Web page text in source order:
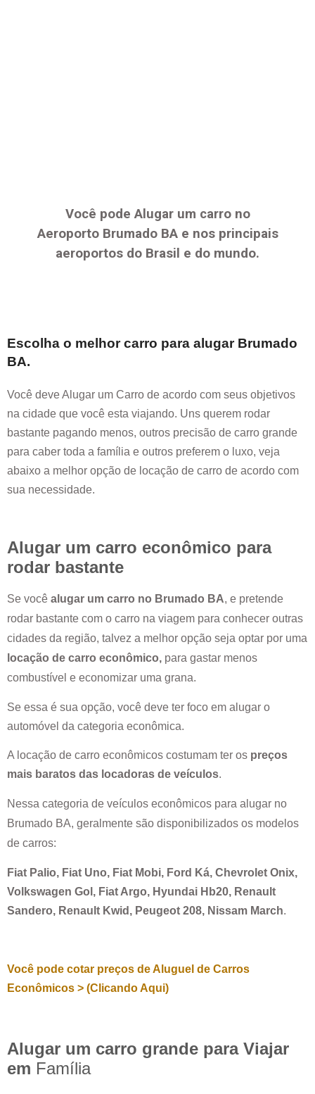
Você pode Alugar um carro no
Aeroporto Brumado BAe nos principais
aeroportos do Brasil e do mundo.
Escolha o melhor carro para alugar Brumado
BA.
Você deve Alugar um Carro de acordo com seus objetivos
na cidade que você esta viajando. Uns querem rodar
bastante pagando menos, outros precisão de carro grande
para caber toda a família e outros preferem o luxo, veja
abaixo a melhor opção de locação de carro de acordo com
sua necessidade.
Alugar um carro econômico para
rodar bastante
Se você alugar um carro no Brumado BA, e pretende
rodar bastante com o carro na viagem para conhecer outras
cidades da região, talvez a melhor opção seja optar por uma
locação de carro econômico, para gastar menos
combustível e economizar uma grana.
Se essa é sua opção, você deve ter foco em alugar o
automóvel da categoria econômica.
A locação de carro econômicos costumam ter os preços
mais baratos das locadoras de veículos.
Nessa categoria de veículos econômicos para alugar no
Brumado BA, geralmente são disponibilizados os modelos
de carros:
Fiat Palio, Fiat Uno, Fiat Mobi, Ford Ká, Chevrolet Onix,
Volkswagen Gol, Fiat Argo, Hyundai Hb20, Renault
Sandero, Renault Kwid, Peugeot 208, Nissam March.
Você pode cotar preços de Aluguel de Carros
Econômicos > (Clicando Aqui)
Alugar um carro grande para Viajar
em Família